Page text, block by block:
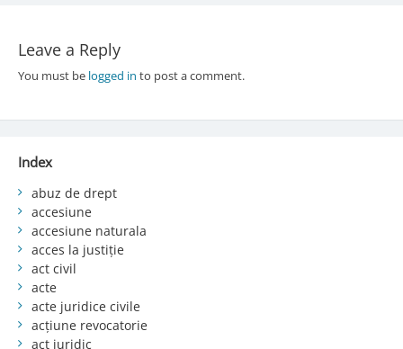
Leave a Reply
You must be logged in to post a comment.
Index
abuz de drept
accesiune
accesiune naturala
acces la justiție
act civil
acte
acte juridice civile
acțiune revocatorie
act juridic